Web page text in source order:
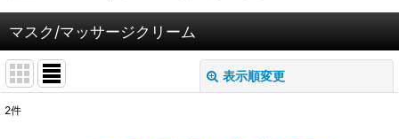
マスク/マッサージクリーム
表示順変更
2件